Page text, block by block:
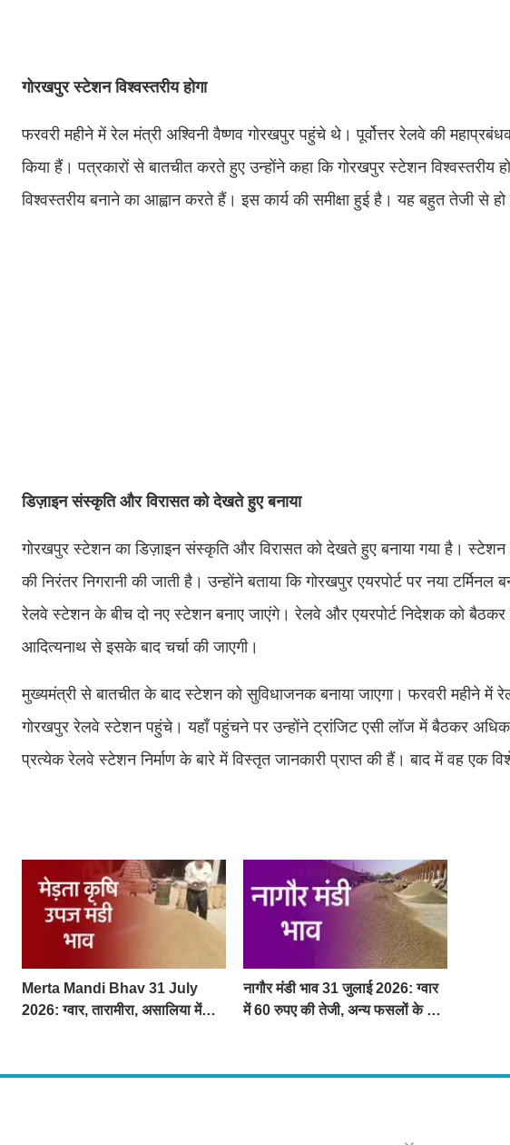
गोरखपुर स्टेशन विश्वस्तरीय होगा
फरवरी महीने में रेल मंत्री अश्विनी वैष्णव गोरखपुर पहुंचे थे। पूर्वोत्तर रेलवे की
किया हैं। पत्रकारों से बातचीत करते हुए उन्होंने कहा कि गोरखपुर स्टेशन
विश्वस्तरीय बनाने का आह्वान करते हैं। इस कार्य की समीक्षा हुई है। यह बहुत तेजी से हो
डिज़ाइन संस्कृति और विरासत को देखते हुए बनाया
गोरखपुर स्टेशन का डिज़ाइन संस्कृति और विरासत को देखते हुए बनाया गया है।
की निरंतर निगरानी की जाती है। उन्होंने बताया कि गोरखपुर एयरपोर्ट पर नया
रेलवे स्टेशन के बीच दो नए स्टेशन बनाए जाएंगे। रेलवे और एयरपोर्ट निदेशक को बैठकर
आदित्यनाथ से इसके बाद चर्चा की जाएगी।
मुख्यमंत्री से बातचीत के बाद स्टेशन को सुविधाजनक बनाया जाएगा। फरवरी महीने में
गोरखपुर रेलवे स्टेशन पहुंचे। यहाँ पहुंचने पर उन्होंने ट्रांजिट एसी लॉज में बैठकर
प्रत्येक रेलवे स्टेशन निर्माण के बारे में विस्तृत जानकारी प्राप्त की हैं। बाद में वह एक
Merta Mandi Bhav 31 July
2026: ग्वार, तारामीरा, असालिया में
नागौर मंडी भाव 31 जुलाई 2026: ग्वार
में 60 रुपए की तेजी, अन्य फसलों के भाव
दुनियाभर की दिलचस्प खबरें, जनता की